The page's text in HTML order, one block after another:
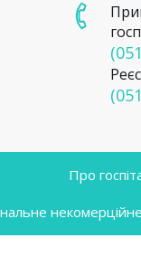
Про
некомерційне